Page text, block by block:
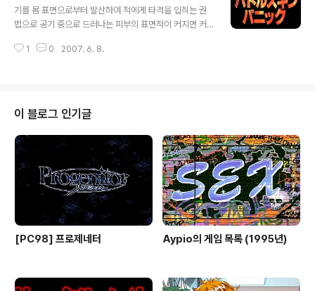
는 분들이 있을 것입니다. 게임 측면으로 가이낙스는 프린
세스 메이커 시리즈 외에도 다양한 장르의 게임을 제작하
낙스답게 그들만의 재치와 그들이기에 가능하였던 장면들
기를 몸 표면으로부터 발산하여 적에게 타격을 입히는 권
법으로 공기 중으로 드러나는 피부의 표면적이 커지면 커
권의 전승자인 미미의 이야기를 다룬 작품인 PC98용 슈
벗는 시기를 잘 선택해야 합니다. ( ICBM과 카드 배틀을
하는 장면으로 미미가 팬티를 벗기 직전까지 간 모습 ) 그런
데 탈의 게임답게 끝까지 벗게 되는데 이전 글에서 언급했
던 전뇌학원(電脳学園)만큼은 아니지만 음모가 묘사되어
있을 뿐만 아니라 실제 이미지로 직접 보여 줄 수는 없지만
일본인이 '크레바스'라고 은유적으로 부르는 부..
1 0 2007. 6. 8.
이 블로그 인기글
[PC98] 프로제네터 Aypio의 게임 목록 (1995년)